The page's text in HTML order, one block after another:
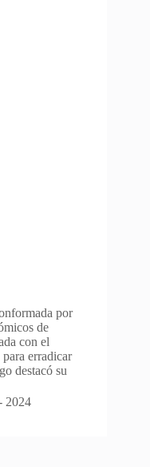
por
de
con el
erradicar
destacó su
2024